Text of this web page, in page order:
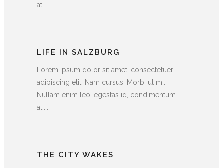
at,...
LIFE IN SALZBURG
Lorem ipsum dolor sit amet, consectetuer
adipiscing elit. Nam cursus. Morbi ut mi.
Nullam enim leo, egestas id, condimentum
at,...
THE CITY WAKES